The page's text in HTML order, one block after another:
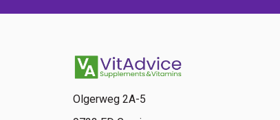
Olgerweg 2A-5